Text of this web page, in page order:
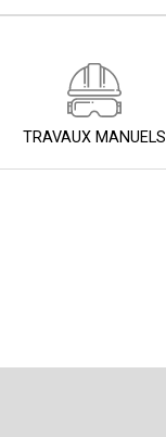
TRAVAUX MANUELS